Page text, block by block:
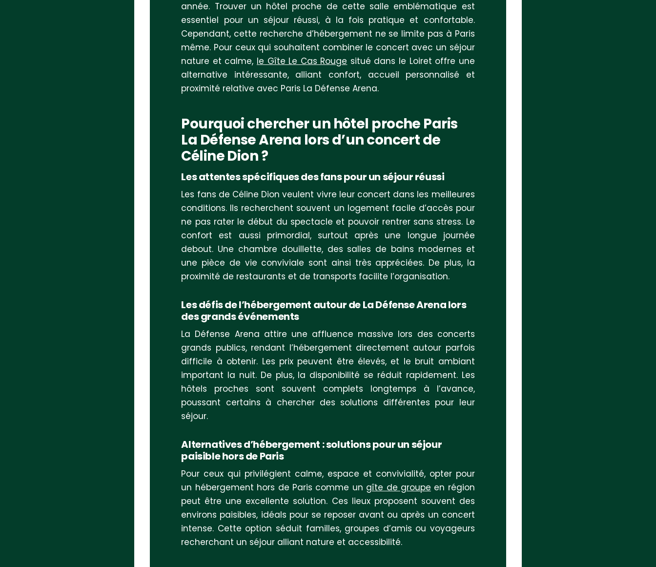
année. Trouver un hôtel proche de cette salle emblématique est
essentiel pour un séjour réussi, à la fois pratique et confortable.
Cependant, cette recherche d’hébergement ne se limite pas à Paris
même. Pour ceux qui souhaitent combiner le concert avec un séjour
nature et calme, le Gîte Le Cas Rouge situé dans le Loiret offre une
alternative intéressante, alliant confort, accueil personnalisé et
proximité relative avec Paris La Défense Arena.
Pourquoi chercher un hôtel proche Paris
La Défense Arena lors d’un concert de
Céline Dion ?
Les attentes spécifiques des fans pour un séjour réussi
Les fans de Céline Dion veulent vivre leur concert dans les meilleures
conditions. Ils recherchent souvent un logement facile d’accès pour
ne pas rater le début du spectacle et pouvoir rentrer sans stress. Le
confort est aussi primordial, surtout après une longue journée
debout. Une chambre douillette, des salles de bains modernes et
une pièce de vie conviviale sont ainsi très appréciées. De plus, la
proximité de restaurants et de transports facilite l’organisation.
Les défis de l’hébergement autour de La Défense Arena lors
des grands événements
La Défense Arena attire une affluence massive lors des concerts
grands publics, rendant l’hébergement directement autour parfois
difficile à obtenir. Les prix peuvent être élevés, et le bruit ambiant
important la nuit. De plus, la disponibilité se réduit rapidement. Les
hôtels proches sont souvent complets longtemps à l’avance,
poussant certains à chercher des solutions différentes pour leur
séjour.
Alternatives d’hébergement : solutions pour un séjour
paisible hors de Paris
Pour ceux qui privilégient calme, espace et convivialité, opter pour
un hébergement hors de Paris comme un gîte de groupe en région
peut être une excellente solution. Ces lieux proposent souvent des
environs paisibles, idéals pour se reposer avant ou après un concert
intense. Cette option séduit familles, groupes d’amis ou voyageurs
recherchant un séjour alliant nature et accessibilité.